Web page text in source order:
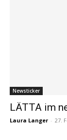
Newsticker
LÄTTA im
Laura Langer - 27.